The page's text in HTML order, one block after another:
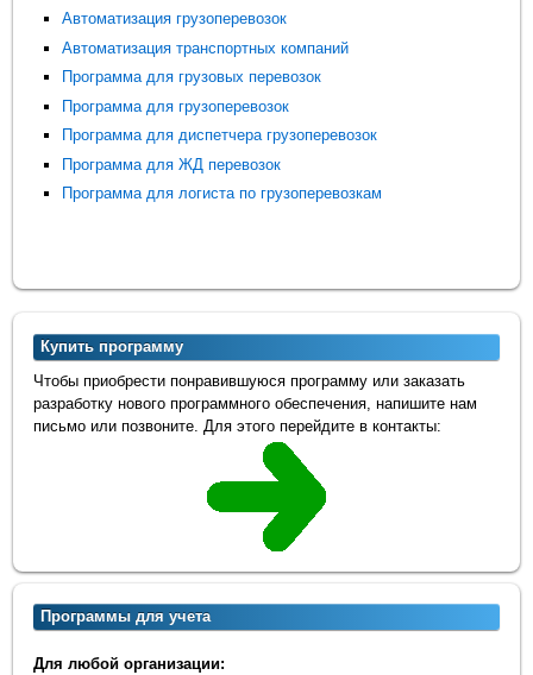
Автоматизация грузоперевозок
Автоматизация транспортных компаний
Программа для грузовых перевозок
Программа для грузоперевозок
Программа для диспетчера грузоперевозок
Программа для ЖД перевозок
Программа для логиста по грузоперевозкам
Купить программу
Чтобы приобрести понравившуюся программу или заказать
разработку нового программного обеспечения, напишите нам
письмо или позвоните. Для этого перейдите в контакты:
Программы для учета
Для любой организации: